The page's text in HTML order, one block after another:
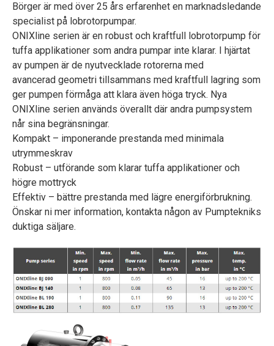
Börger är med över 25 års erfarenhet en marknadsledande
specialist på lobrotorpumpar.
ONIXline serien är en robust och kraftfull lobrotorpump för
tuffa applikationer som andra pumpar inte klarar. I hjärtat
av pumpen är de nyutvecklade rotorerna med
avancerad geometri tillsammans med kraftfull lagring som
ger pumpen förmåga att klara även höga tryck. Nya
ONIXline serien används överallt där andra pumpsystem
når sina begränsningar.
Kompakt – imponerande prestanda med minimala
utrymmeskrav
Robust – utförande som klarar tuffa applikationer och
högre mottryck
Effektiv – bättre prestanda med lägre energiförbrukning.
Önskar ni mer information, kontakta någon av Pumptekniks
duktiga säljare.